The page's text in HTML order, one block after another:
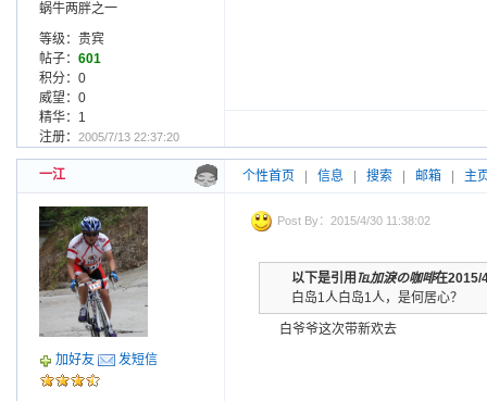
蜗牛两胖之一
等级：贵宾
帖子： 601
积分：0
威望：0
精华：1
注册： 2005/7/13 22:37:20
一江 个性首页 信息 搜索 邮箱 主
加好友 发短信
Post By：2015/4/30 11:38:02
以下是引用 ℡加淚の咖啡在2015/
白岛1人白岛1人，是何居心？
白爷爷这次带新欢去